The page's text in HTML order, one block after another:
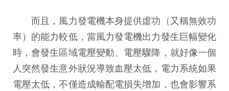
而且，風力發電機本身提供虛功（又稱無效功
率）的能力較低，當風力發電機出力發生巨幅變化
時，會發生區域電壓變動、電壓驟降，就好像一個
人突然發生意外狀況導致血壓太低，電力系統如果
電壓太低，不僅造成輸配電損失增加，也會影響系